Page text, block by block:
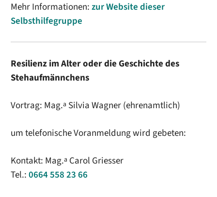
Mehr Informationen:zur Website dieser
Selbsthilfegruppe
Resilienz im Alter oder die Geschichte des
Stehaufmännchens
Vortrag: Mag.a Silvia Wagner (ehrenamtlich)
um telefonische Voranmeldung wird gebeten:
Kontakt: Mag.a Carol Griesser
Tel.:0664 558 23 66